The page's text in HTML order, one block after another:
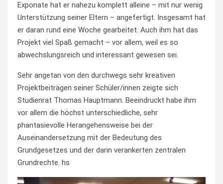
Exponate hat er nahezu komplett alleine – mit nur wenig
Unterstützung seiner Eltern – angefertigt. Insgesamt hat
er daran rund eine Woche gearbeitet. Auch ihm hat das
Projekt viel Spaß gemacht – vor allem, weil es so
abwechslungsreich und interessant gewesen sei.
Sehr angetan von den durchwegs sehr kreativen
Projektbeiträgen seiner Schüler/innen zeigte sich
Studienrat Thomas Hauptmann. Beeindruckt habe ihm
vor allem die höchst unterschiedliche, sehr
phantasievolle Herangehensweise bei der
Auseinandersetzung mit der Bedeutung des
Grundgesetzes und der darin verankerten zentralen
Grundrechte. hs